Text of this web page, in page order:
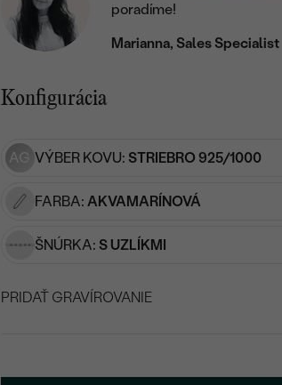
poradíme!
Marianna, Sales Specialist
Konfigurácia
AG VÝBER KOVU: STRIEBRO 925/1000
FARBA: AKVAMARÍNOVÁ
ŠNÚRKA: S UZLÍKMI
PRIDAŤ GRAVÍROVANIE
Napíšte iniciály/text